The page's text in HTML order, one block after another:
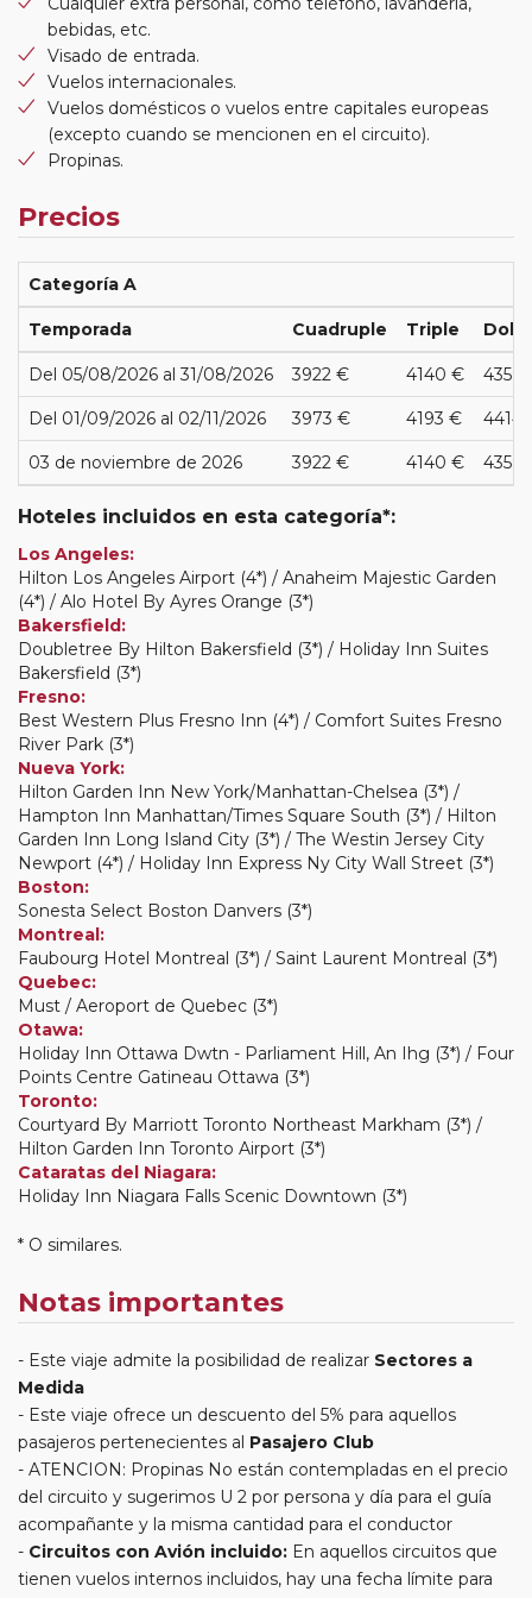
bebidas, etc.
Visado de entrada.
Vuelos internacionales.
Vuelos domésticos o vuelos entre capitales europeas
(excepto cuando se mencionen en el circuito).
Propinas.
Precios
Categoría A
Temporada Cuadruple Triple
Del 05/08/2026 al 31/08/2026 3922 € 4140 € 4358
Del 01/09/2026 al 02/11/2026 3973 € 4193 € 4414
03 de noviembre de 2026 3922 € 4140 € 4358
Hoteles incluidos en esta categoría*:
Los Angeles:
Hilton Los Angeles Airport (4*) / Anaheim Majestic Garden
(4*) / Alo Hotel By Ayres Orange (3*)
Bakersfield:
Doubletree By Hilton Bakersfield (3*) / Holiday Inn Suites
Bakersfield (3*)
Fresno:
Best Western Plus Fresno Inn (4*) / Comfort Suites Fresno
River Park (3*)
Nueva York:
Hilton Garden Inn New York/Manhattan-Chelsea (3*) /
Hampton Inn Manhattan/Times Square South (3*) / Hilton
Garden Inn Long Island City (3*) / The Westin Jersey City
Newport (4*) / Holiday Inn Express Ny City Wall Street (3*)
Boston:
Sonesta Select Boston Danvers (3*)
Montreal:
Faubourg Hotel Montreal (3*) / Saint Laurent Montreal (3*)
Quebec:
Must / Aeroport de Quebec (3*)
Otawa:
Holiday Inn Ottawa Dwtn - Parliament Hill, An Ihg (3*) / Four
Points Centre Gatineau Ottawa (3*)
Toronto:
Courtyard By Marriott Toronto Northeast Markham (3*) /
Hilton Garden Inn Toronto Airport (3*)
Cataratas del Niagara:
Holiday Inn Niagara Falls Scenic Downtown (3*)
* O similares.
Notas importantes
Este viaje admite la posibilidad de realizar Sectores a
Medida
Este viaje ofrece un descuento del 5% para aquellos
pasajeros pertenecientes al Pasajero Club
ATENCION: Propinas No están contempladas en el precio
del circuito y sugerimos U 2 por persona y día para el guía
acompañante y la misma cantidad para el conductor
Circuitos con Avión incluido: En aquellos circuitos que
tienen vuelos internos incluidos, hay una fecha límite para